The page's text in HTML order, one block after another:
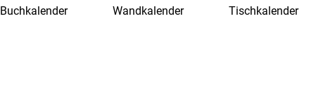
Buchkalender Wandkalender Tischkalender